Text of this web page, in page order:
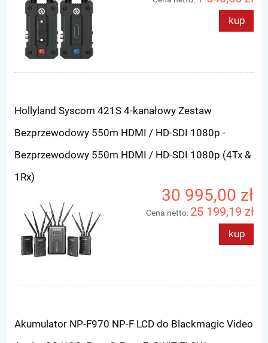
kup
Hollyland Syscom 421S 4-kanałowy Zestaw
Bezprzewodowy 550m HDMI / HD-SDI 1080p -
Bezprzewodowy 550m HDMI / HD-SDI 1080p (4Tx &
1Rx)
30 995,00 zł
Cena netto: 25 199,19 zł
kup
Akumulator NP-F970 NP-F LCD do Blackmagic Video